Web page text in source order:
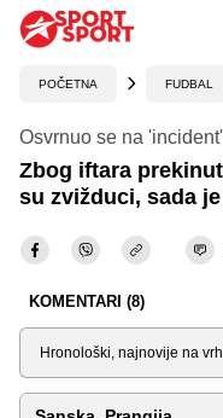
POČETNA FUDBAL
Osvrnuo se na 'incident'
Zbog iftara
su zvižduci, sada
KOMENTARI (8)
Sortiraj